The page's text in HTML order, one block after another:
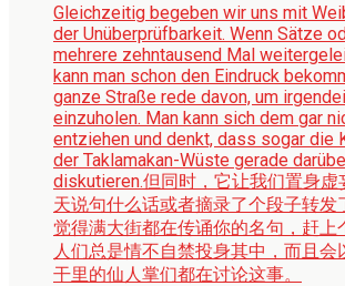
Gleichzeitig begeben wir uns mit
der Unüberprüfbarkeit. Wenn Sätze
mehrere zehntausend Mal
kann man schon den Eindruck
ganze Straße rede davon, um
einzuholen. Man kann sich dem gar
entziehen und denkt, dass sogar die
der Taklamakan-Wüste gerade
diskutieren.但同时，它让我们置身虚
天说句什么话或者摘录了个段子转发
觉得满大街都在传诵你的名句，赶上
人们总是情不自禁投身其中，而且会
干里的仙人掌们都在讨论这事。